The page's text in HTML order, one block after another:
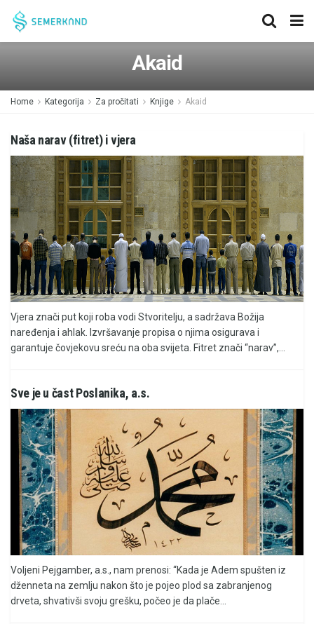
Akaid
Home Kategorija Za pročitati Knjige Akaid
Naša narav (fitret) i vjera
Vjera znači put koji roba vodi Stvoritelju, a sadržava Božija
naređenja i ahlak. Izvršavanje propisa o njima osigurava i
garantuje čovjekovu sreću na oba svijeta. Fitret znači “narav”,...
Sve je u čast Poslanika, a.s.
Voljeni Pejgamber, a.s., nam prenosi: “Kada je Adem spušten iz
dženneta na zemlju nakon što je pojeo plod sa zabranjenog
drveta, shvativši svoju grešku, počeo je da plače...